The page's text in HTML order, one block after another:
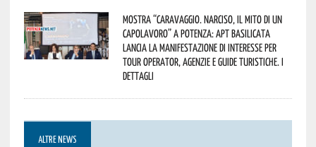
Mostra “Caravaggio. Narciso, il mito di un
capolavoro” a Potenza: APT Basilicata
lancia la manifestazione di interesse per
Tour Operator, Agenzie e Guide Turistiche. I
dettagli
ALTRE NEWS